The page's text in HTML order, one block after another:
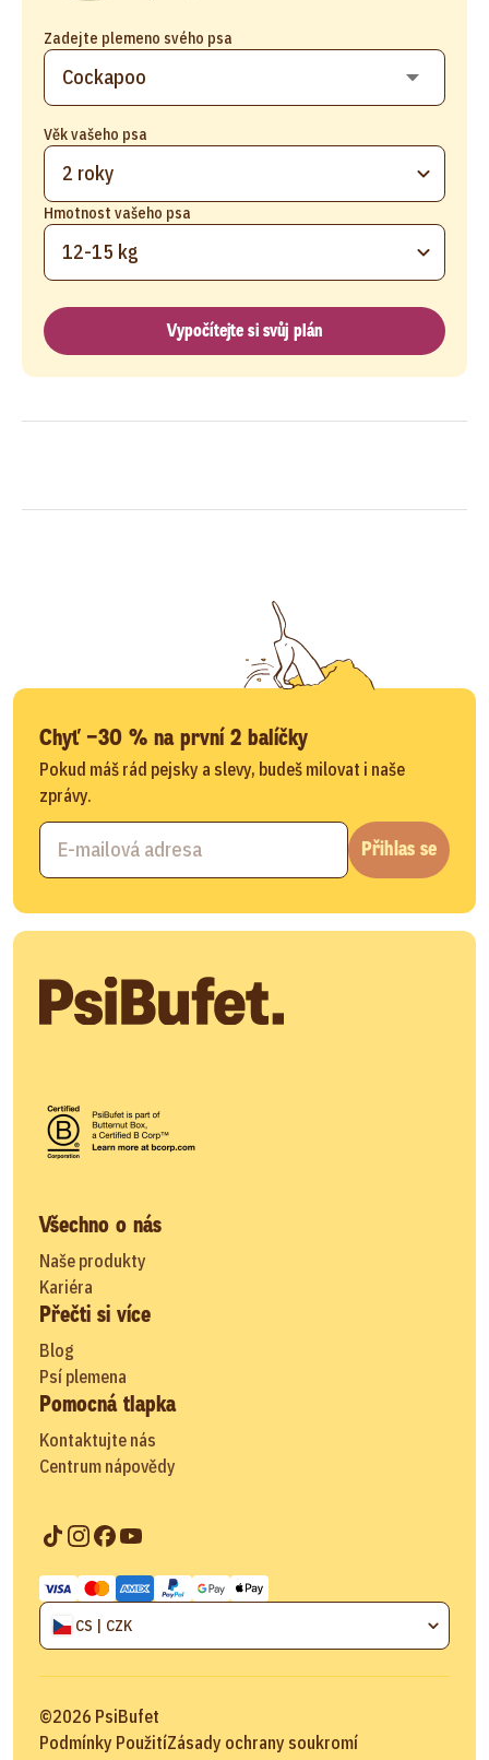
Zadejte plemeno svého psa
Věk vašeho psa
2 roky
Hmotnost vašeho psa
12-15 kg
Vypočítejte si svůj plán
Chyť −30 % na první 2 balíčky
Pokud máš rád pejsky a slevy, budeš milovat i naše
zprávy.
Přihlas se
Všechno o nás
Naše produkty
Kariéra
Přečti si více
Blog
Psí plemena
Pomocná tlapka
Kontaktujte nás
Centrum nápovědy
CS | CZK
©2026 PsiBufet
Podmínky PoužitíZásady ochrany soukromí